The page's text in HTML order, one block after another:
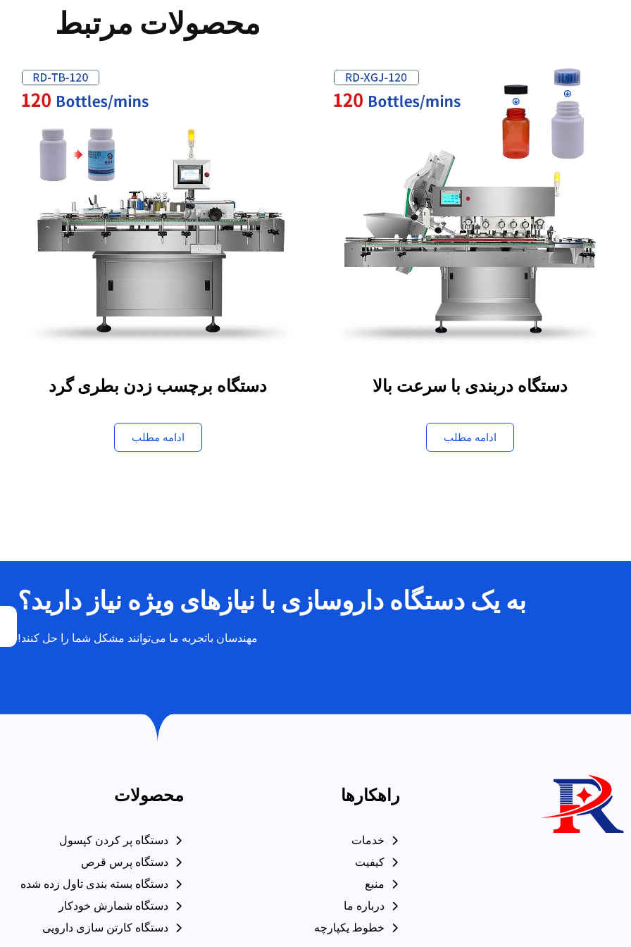
محصولات مرتبط
دستگاه دربندی با سرعت بالا
ادامه مطلب
دستگاه برچسب زدن بطری گرد
ادامه مطلب
به یک دستگاه داروسازی با نیازهای ویژه نیاز دارید؟
مهندسان باتجربه ما می‌توانند مشکل شما را حل کنند!
راهکارها
خدمات
کیفیت
منبع
درباره ما
خطوط یکپارچه
محصولات
دستگاه پر کردن کپسول
دستگاه پرس قرص
دستگاه بسته بندی تاول زده شده
دستگاه شمارش خودکار
دستگاه کارتن سازی دارویی